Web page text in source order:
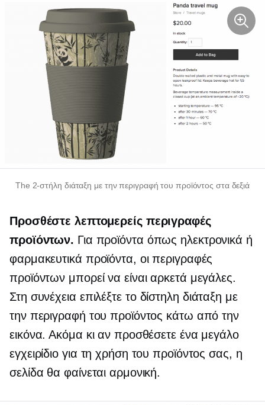
The 2-στήλη διάταξη με την περιγραφή του προϊόντος στα δεξιά
Προσθέστε λεπτομερείς περιγραφές
προϊόντων. Για προϊόντα όπως ηλεκτρονικά ή
φαρμακευτικά προϊόντα, οι περιγραφές
προϊόντων μπορεί να είναι αρκετά μεγάλες.
Στη συνέχεια επιλέξτε το δίστηλη διάταξη με
την περιγραφή του προϊόντος κάτω από την
εικόνα. Ακόμα κι αν προσθέσετε ένα μεγάλο
εγχειρίδιο για τη χρήση του προϊόντος σας, η
σελίδα θα φαίνεται αρμονική.